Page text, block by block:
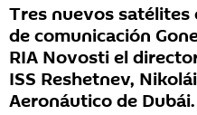
Tres nuevos
de comunicación
RIA Novosti el
ISS Reshetnev,
Aeronáutico de Dubái.